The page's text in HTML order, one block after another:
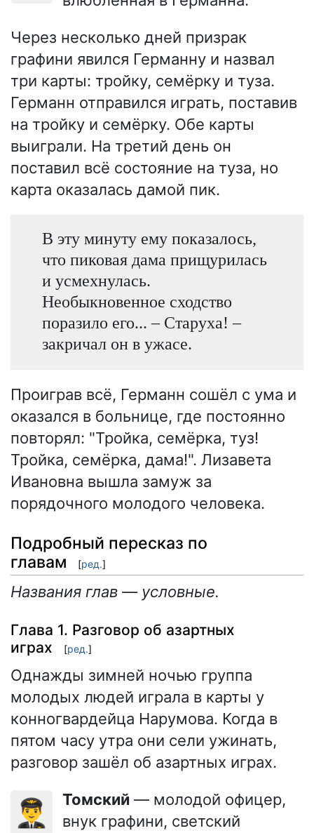
Через несколько дней призрак
графини явился Германну и назвал
три карты: тройку, семёрку и туза.
Германн отправился играть, поставив
на тройку и семёрку. Обе карты
выиграли. На третий день он
поставил всё состояние на туза, но
карта оказалась дамой пик.
В эту минуту ему показалось,
что пиковая дама прищурилась
и усмехнулась.
Необыкновенное сходство
поразило его... – Старуха! –
закричал он в ужасе.
Проиграв всё, Германн сошёл с ума и
оказался в больнице, где постоянно
повторял: "Тройка, семёрка, туз!
Тройка, семёрка, дама!". Лизавета
Ивановна вышла замуж за
порядочного молодого человека.
Подробный пересказ по
главам
[ред.]
Названия глав — условные.
Глава 1. Разговор об азартных
играх
[ред.]
Однажды зимней ночью группа
молодых людей играла в карты у
конногвардейца Нарумова. Когда в
пятом часу утра они сели ужинать,
разговор зашёл об азартных играх.
👨‍✈️ Томский — молодой офицер,
внук графини, светский